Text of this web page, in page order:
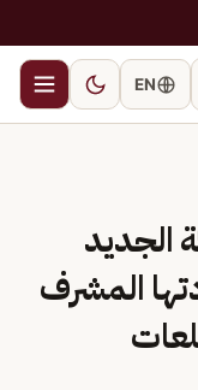
EN
الجديد
المشرف